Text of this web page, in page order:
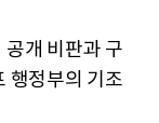
개 비판과 구
행정부의 기조